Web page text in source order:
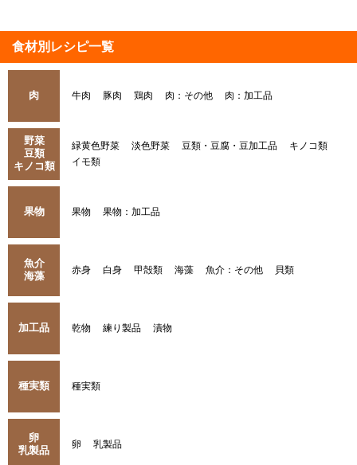
食材別レシピ一覧
肉 牛肉 豚肉 鶏肉 肉：その他 肉：加工品
野菜
豆類
キノコ類
緑黄色野菜 淡色野菜 豆類・豆腐・豆加工品
キノコ類
イモ類
果物 果物 果物：加工品
魚介
海藻
赤身 白身 甲殻類 海藻 魚介：その他 貝類
加工品 乾物 練り製品 漬物
種実類 種実類
卵
乳製品
卵 乳製品